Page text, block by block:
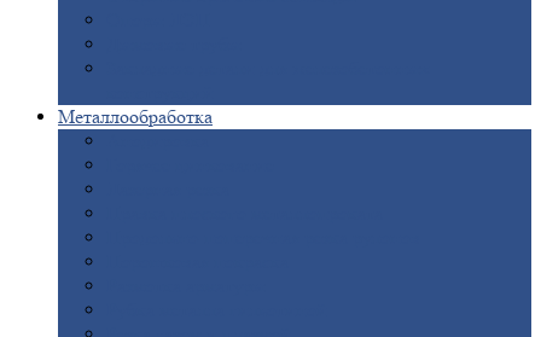
Металлообработка